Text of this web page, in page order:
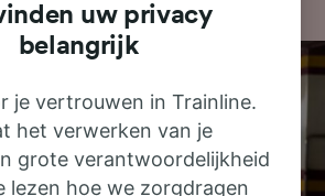
uw privacy
belangrijk
je vertrouwen in Trainline.
het verwerken van je
grote verantwoordelijkheid
lezen hoe we zorgdragen